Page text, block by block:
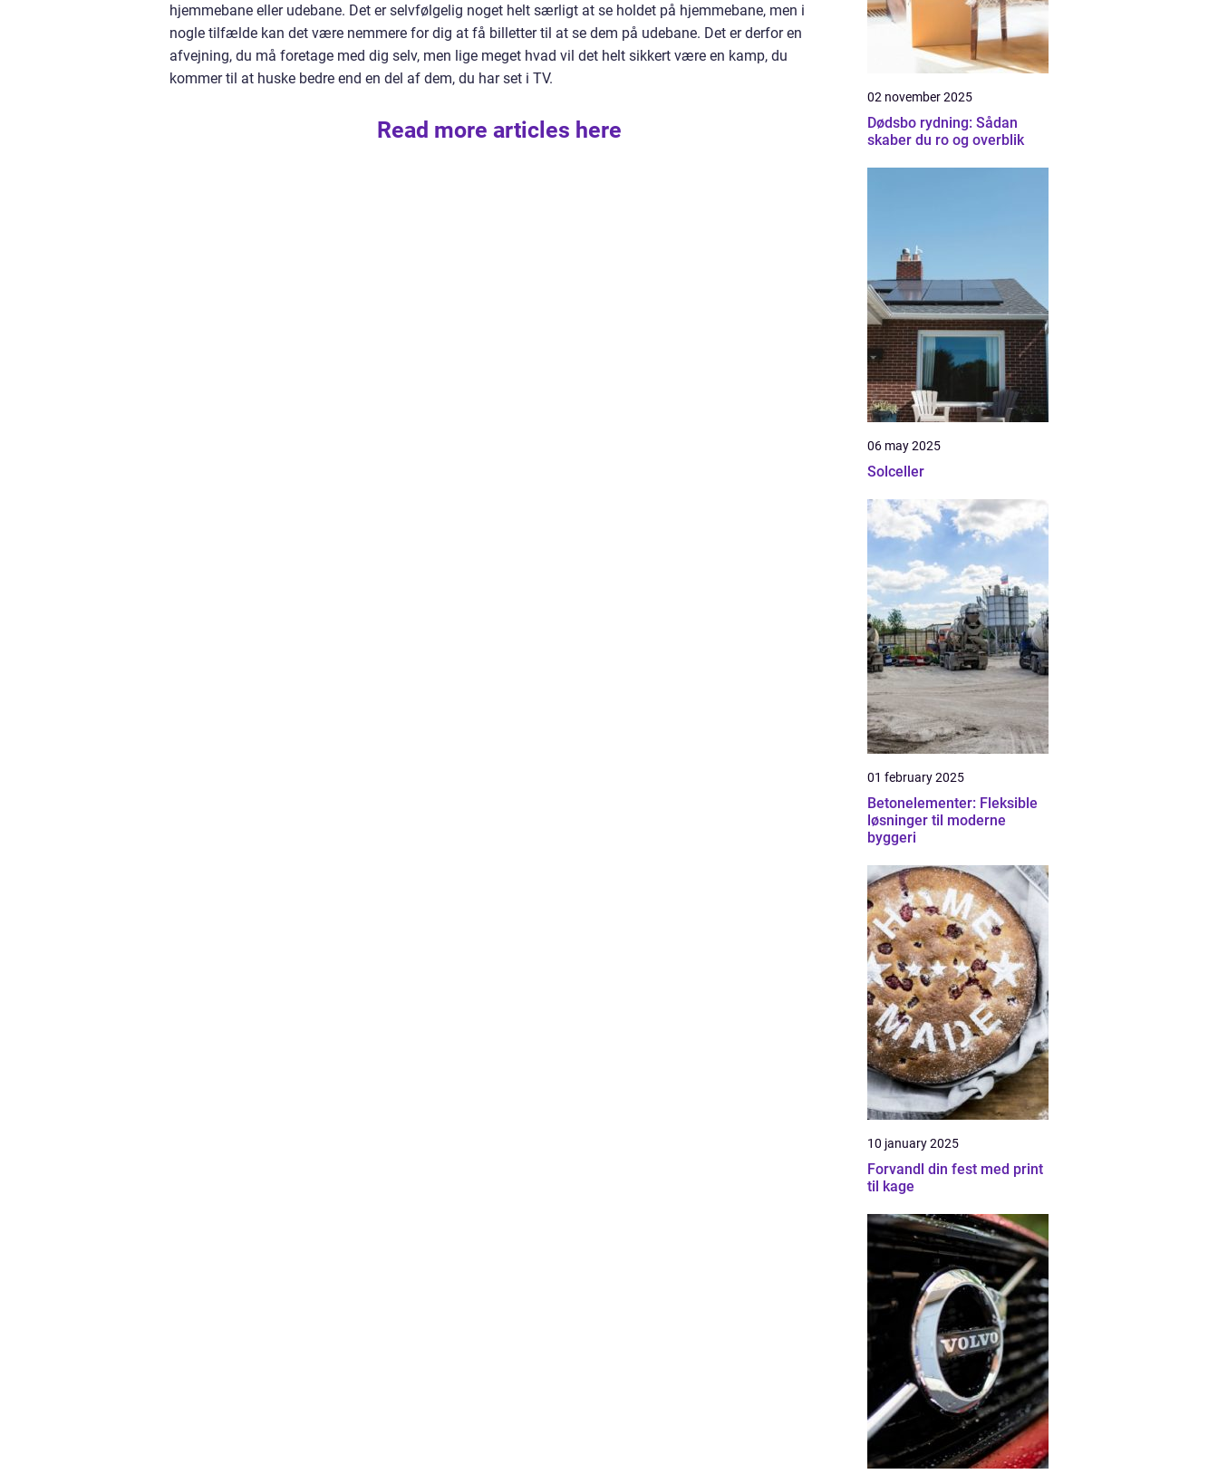
hjemmebane eller udebane. Det er selvfølgelig noget helt særligt at se holdet på hjemmebane, men i
nogle tilfælde kan det være nemmere for dig at få billetter til at se dem på udebane. Det er derfor en
afvejning, du må foretage med dig selv, men lige meget hvad vil det helt sikkert være en kamp, du
kommer til at huske bedre end en del af dem, du har set i TV.
Read more articles here
02 november 2025
Dødsbo rydning: Sådan
skaber du ro og overblik
06 may 2025
Solceller
01 february 2025
Betonelementer: Fleksible
løsninger til moderne
byggeri
10 january 2025
Forvandl din fest med print
til kage